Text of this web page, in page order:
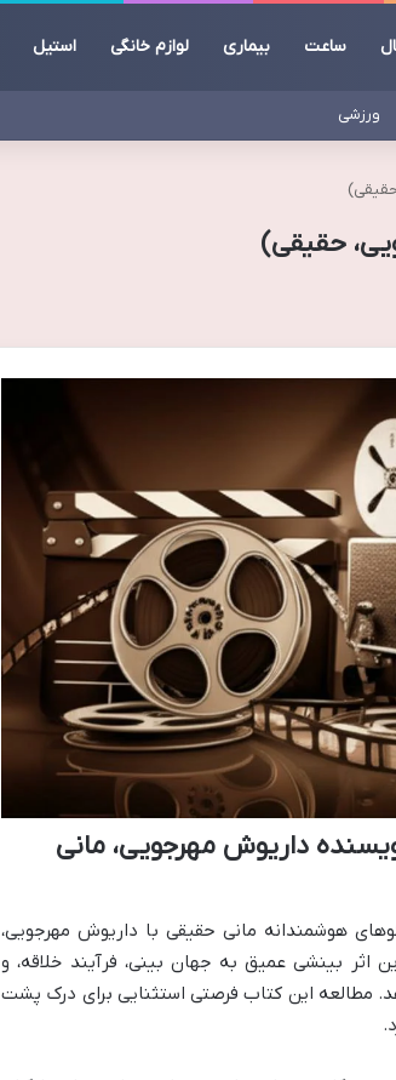
ساعت بیماری لوازم خانگی استیل
ورزشی
حقیقی)
داریوش مهرجویی، مانی
هوشمندانه مانی حقیقی با داریوش مهرجویی،
اثر بینشی عمیق به جهان بینی، فرآیند خلاقه، و
مطالعه این کتاب فرصتی استثنایی برای درک پشت